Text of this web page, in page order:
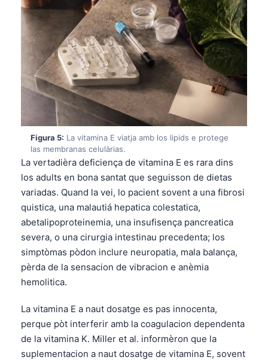
Figura 5: La vitamina E viatja amb los lipids e protege
las membranas celulàrias.
La vertadièra deficiença de vitamina E es rara dins
los adults en bona santat que seguisson de dietas
variadas. Quand la vei, lo pacient sovent a una fibrosi
quistica, una malautiá hepatica colestatica,
abetalipoproteinemia, una insufisença pancreatica
severa, o una cirurgia intestinau precedenta; los
simptòmas pòdon inclure neuropatia, mala balança,
pèrda de la sensacion de vibracion e anèmia
hemolitica.
La vitamina E a naut dosatge es pas innocenta,
perque pòt interferir amb la coagulacion dependenta
de la vitamina K. Miller et al. informèron que la
suplementacion a naut dosatge de vitamina E, sovent
پښتو
سنڌي
සිංහල
অসমীয়া
Galego
Latviešu valoda
Македонски јазик
Euskara
Gàidhlig
العربية المغربية
Afrikaans
Монгол
ພາສາລາວ
Basa Jawa
Cebuano
ئۇيغۇرچە
Кыргызча
Татар теле